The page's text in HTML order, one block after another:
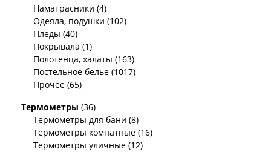
Наматрасники (4)
Одеяла, подушки (102)
Пледы (40)
Покрывала (1)
Полотенца, халаты (163)
Постельное белье (1017)
Прочее (65)
Термометры (36)
Термометры для бани (8)
Термометры комнатные (16)
Термометры уличные (12)